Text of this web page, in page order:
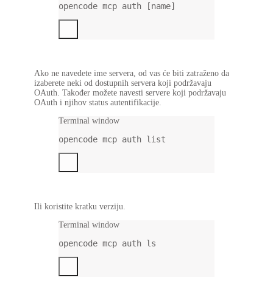
opencode mcp auth [name]
Ako ne navedete ime servera, od vas će biti zatraženo da
izaberete neki od dostupnih servera koji podržavaju
OAuth. Također možete navesti servere koji podržavaju
OAuth i njihov status autentifikacije.
Terminal window
opencode mcp auth list
Ili koristite kratku verziju.
Terminal window
opencode mcp auth ls